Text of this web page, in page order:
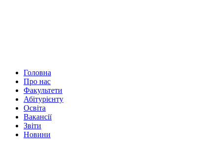
Головна
Про нас
Факультети
Абітурієнту
Освіта
Вакансії
Звіти
Новини